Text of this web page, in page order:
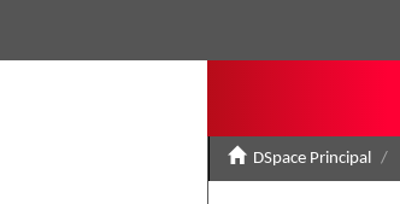
DSpace Principal